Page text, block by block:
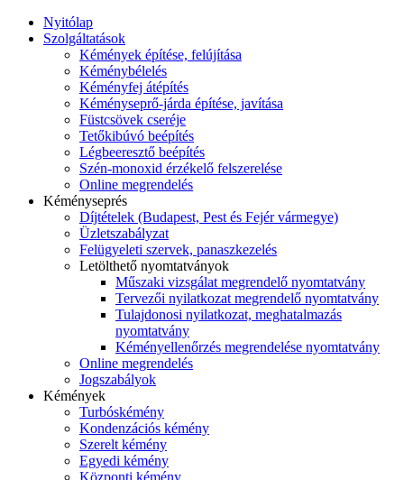
Nyitólap
Szolgáltatások
Kémények építése, felújítása
Kéménybélelés
Kéményfej átépítés
Kéményseprő-járda építése, javítása
Füstcsövek cseréje
Tetőkibúvó beépítés
Légbeeresztő beépítés
Szén-monoxid érzékelő felszerelése
Online megrendelés
Kéményseprés
Díjtételek (Budapest, Pest és Fejér vármegye)
Üzletszabályzat
Felügyeleti szervek, panaszkezelés
Letölthető nyomtatványok
Műszaki vizsgálat megrendelő nyomtatvány
Tervezői nyilatkozat megrendelő nyomtatvány
Tulajdonosi nyilatkozat, meghatalmazás
nyomtatvány
Kéményellenőrzés megrendelése nyomtatvány
Online megrendelés
Jogszabályok
Kémények
Turbóskémény
Kondenzációs kémény
Szerelt kémény
Egyedi kémény
Központi kémény